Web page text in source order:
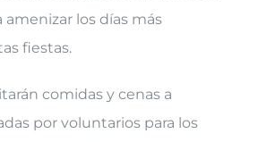
amenizar los días más
fiestas.
comidas y cenas a
por voluntarios para los